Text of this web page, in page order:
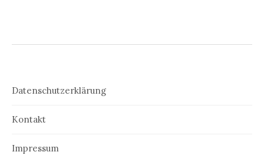
Datenschutzerklärung
Kontakt
Impressum